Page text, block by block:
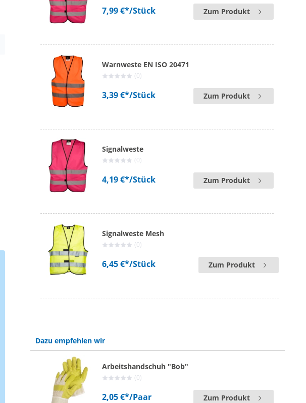
7,99 €*/Stück Zum Produkt
Warnweste EN ISO 20471
(0)
3,39 €*/Stück Zum Produkt
Signalweste
(0)
4,19 €*/Stück Zum Produkt
Signalweste Mesh
(0)
6,45 €*/Stück Zum Produkt
Dazu empfehlen wir
Arbeitshandschuh "Bob"
(0)
2,05 €*/Paar Zum Produkt